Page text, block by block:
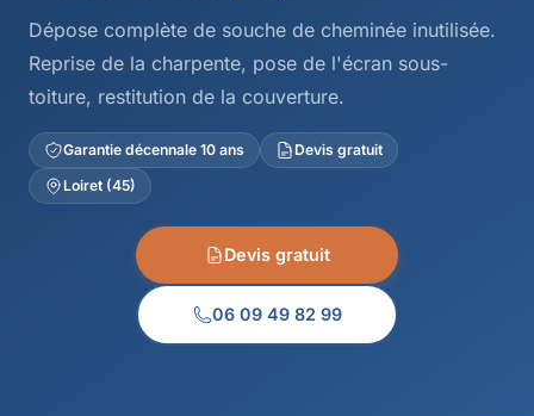
Dépose complète de souche de cheminée inutilisée.
Reprise de la charpente, pose de l'écran sous-
toiture, restitution de la couverture.
Garantie décennale 10 ans
Devis gratuit
Loiret (45)
Devis gratuit
06 09 49 82 99